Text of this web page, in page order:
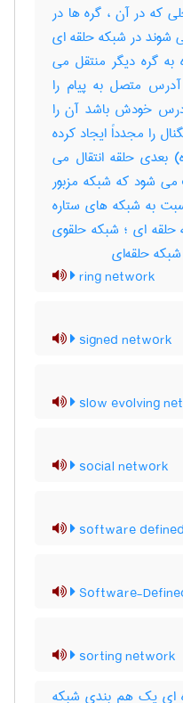
که در آن ، گره ها در
در شبکه حلقه ای
گره دیگر منتقل می
متصل به پیام را
خودش باشد آن را
را مجدداً ایجاد کرده
بعدی حلقه انتقال می
شود که شبکه مزبور
به شبکه های ستاره
ای ؛ شبکه حلقوی
حلقه‌ای
ring network
signed network
slow evolving
social network
software
Software-
sorting network
ای یک هم بندی شبکه